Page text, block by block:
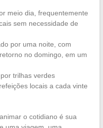
meio dia, frequentemente
sem necessidade de
por uma noite, com
no domingo, em um
trilhas verdes
locais a cada vinte
o cotidiano é sua